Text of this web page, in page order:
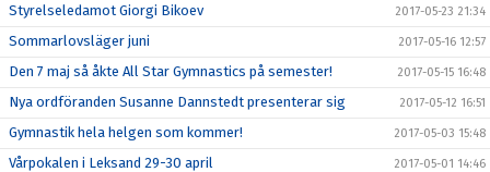
Styrelseledamot Giorgi Bikoev 2017-05-23 21:34
Sommarlovsläger juni 2017-05-16 12:57
Den 7 maj så åkte All Star Gymnastics på semester! 2017-05-15 16:48
Nya ordföranden Susanne Dannstedt presenterar sig 2017-05-12 16:51
Gymnastik hela helgen som kommer! 2017-05-03 15:48
Vårpokalen i Leksand 29-30 april 2017-05-01 14:46